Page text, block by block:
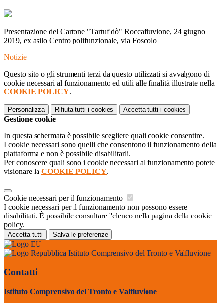
Presentazione del Cartone "Tartufidò" Roccafluvione, 24 giugno
2019, ex asilo Centro polifunzionale, via Foscolo
Notizie
Questo sito o gli strumenti terzi da questo utilizzati si avvalgono di
cookie necessari al funzionamento ed utili alle finalità illustrate nella
COOKIE POLICY.
Personalizza Rifiuta tutti i cookies Accetta tutti i cookies
Gestione cookie
In questa schermata è possibile scegliere quali cookie consentire.
I cookie necessari sono quelli che consentono il funzionamento della
piattaforma e non è possibile disabilitarli.
Per conoscere quali sono i cookie necessari al funzionamento potete
visionare la COOKIE POLICY.
Cookie necessari per il funzionamento
I cookie necessari per il funzionamento non possono essere
disabilitati. È possibile consultare l'elenco nella pagina della cookie
policy.
Accetta tutti Salva le preferenze
Istituto Comprensivo del Tronto e Valfluvione
Contatti
Istituto Comprensivo del Tronto e Valfluvione